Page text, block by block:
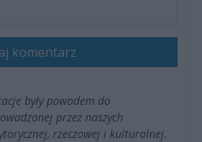
komentarz
były powodem do
przez naszych
rzeczowej i kulturalnej.